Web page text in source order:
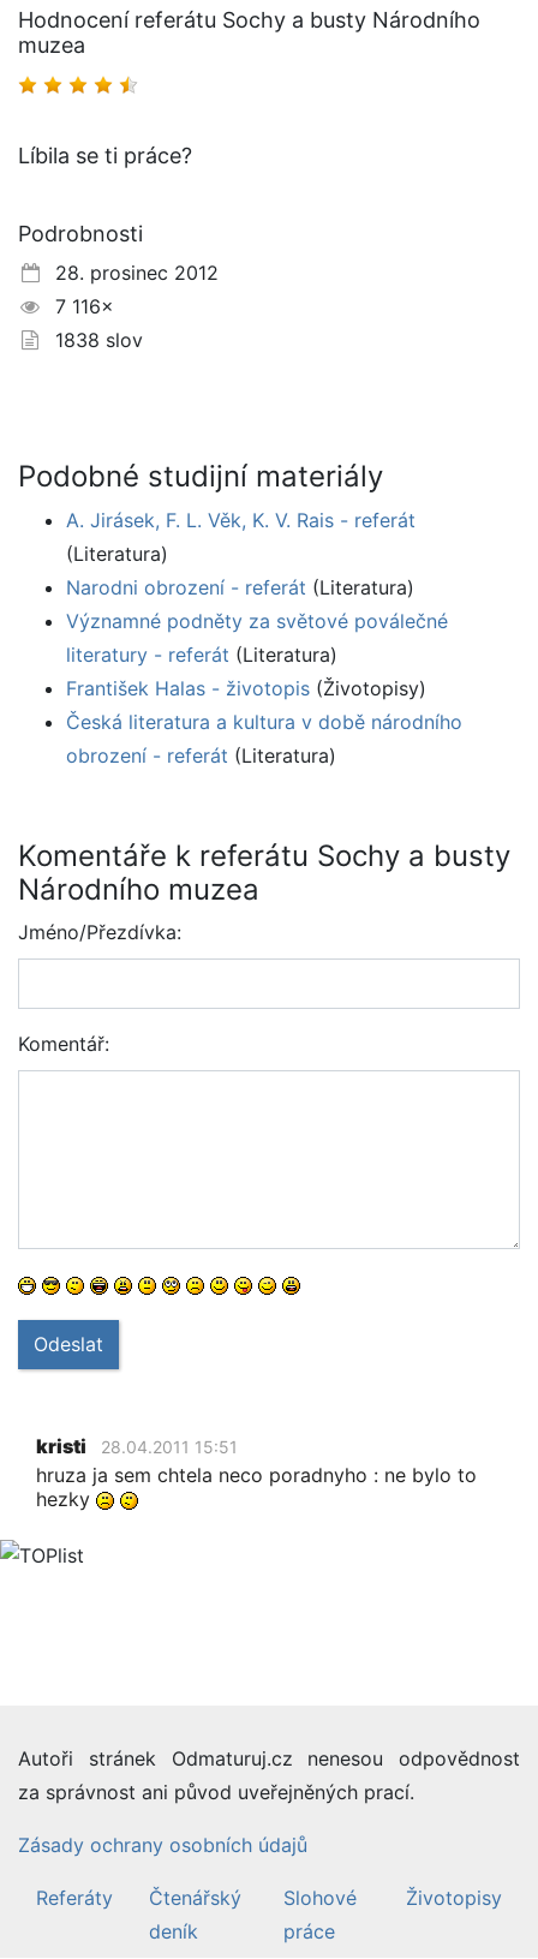
Hodnocení referátu Sochy a busty Národního
muzea
Líbila se ti práce?
Podrobnosti
28. prosinec 2012
7 116×
1838 slov
Podobné studijní materiály
A. Jirásek, F. L. Věk, K. V. Rais - referát
(Literatura)
Narodni obrození - referát (Literatura)
Významné podněty za světové poválečné
literatury - referát (Literatura)
František Halas - životopis (Životopisy)
Česká literatura a kultura v době národního
obrození - referát (Literatura)
Komentáře k referátu Sochy a busty
Národního muzea
Jméno/Přezdívka:
Komentář:
Odeslat
kristi 28.04.2011 15:51
hruza ja sem chtela neco poradnyho : ne bylo to
hezky
Autoři stránek Odmaturuj.cz nenesou odpovědnost
za správnost ani původ uveřejněných prací.
Zásady ochrany osobních údajů
Referáty
Čtenářský
deník
Slohové
práce
Životopisy